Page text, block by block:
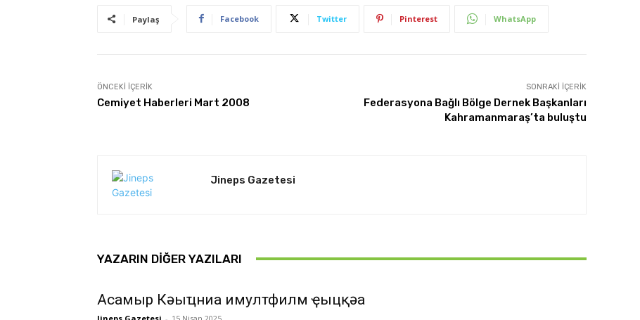
Paylaş Facebook Twitter Pinterest WhatsApp
ÖNCEKI İÇERIK
Cemiyet Haberleri Mart 2008
SONRAKI İÇERIK
Federasyona Bağlı Bölge Dernek Başkanları
Kahramanmaraş’ta buluştu
Jineps Gazetesi
YAZARIN DIĞER YAZILARI
Асҭамыр Кәыҵниа имултфилм ҿыцқәа